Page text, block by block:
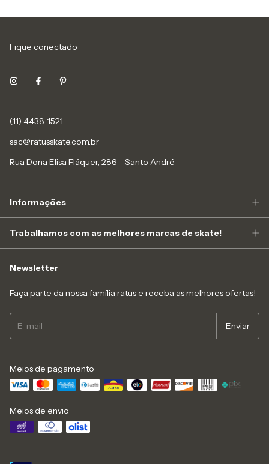
Fique conectado
(11) 4438-1521
sac@ratusskate.com.br
Rua Dona Elisa Fláquer, 286 - Santo André
Informações
Trabalhamos com as melhores marcas de skate!
Newsletter
Faça parte da nossa família ratus e receba as melhores ofertas!
Meios de pagamento
Meios de envio